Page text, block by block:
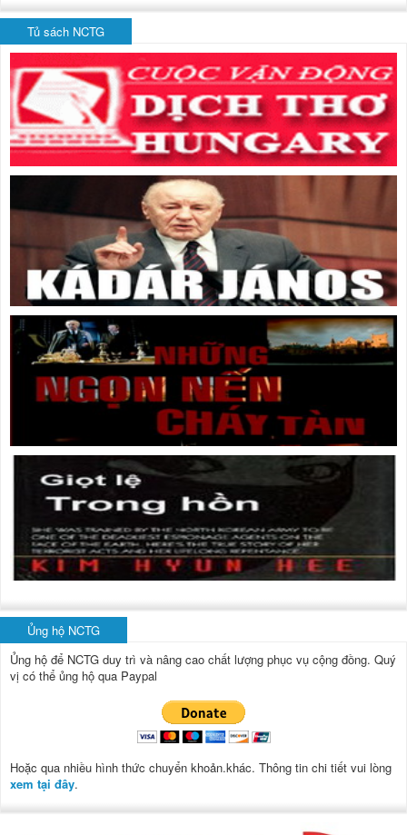
Tủ sách NCTG
Ủng hộ NCTG
Ủng hộ để NCTG duy trì và nâng cao chất lượng phục vụ cộng đồng. Quý
vị có thể ủng hộ qua Paypal
Hoặc qua nhiều hình thức chuyển khoản.khác. Thông tin chi tiết vui lòng
xem tại đây.